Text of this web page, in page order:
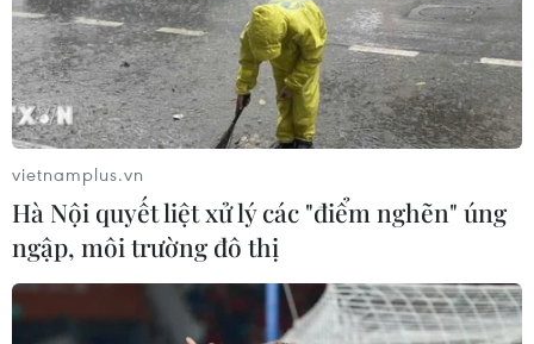
vietnamplus.vn
Hà Nội quyết liệt xử lý các "điểm nghẽn" úng
ngập, môi trường đô thị